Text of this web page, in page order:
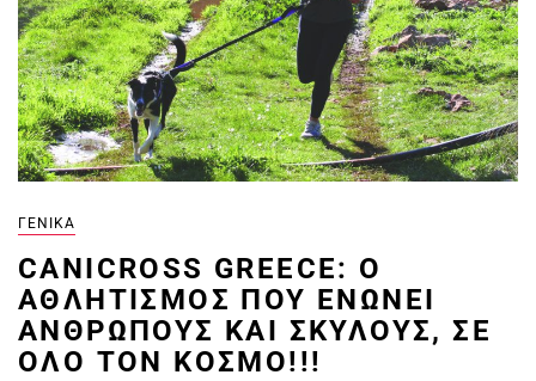
ΓΕΝΙΚΆ
CANICROSS GREECE: Ο
ΑΘΛΗΤΙΣΜΌΣ ΠΟΥ ΕΝΏΝΕΙ
ΑΝΘΡΏΠΟΥΣ ΚΑΙ ΣΚΎΛΟΥΣ, ΣΕ
ΌΛΟ ΤΟΝ ΚΌΣΜΟ!!!